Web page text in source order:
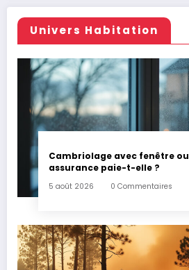
Univers Habitation
Cambriolage avec fenêtre
assurance paie-t-elle ?
5 août 2026 0 Commentaires